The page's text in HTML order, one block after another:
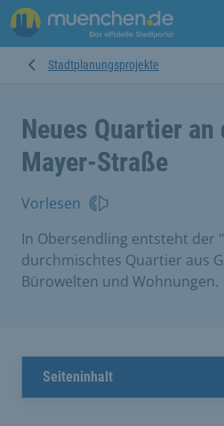
Stadtplanungsprojekte
Neues Quartier
Mayer-Straße
Vorlesen
In Obersendling entsteht der
durchmischtes Quartier aus
Bürowelten und Wohnungen.
Seiteninhalt